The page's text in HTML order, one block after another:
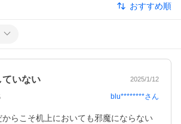
おすすめ順
ていない 2025/1/12
blu********さん
らこそ机上においても邪魔にならない